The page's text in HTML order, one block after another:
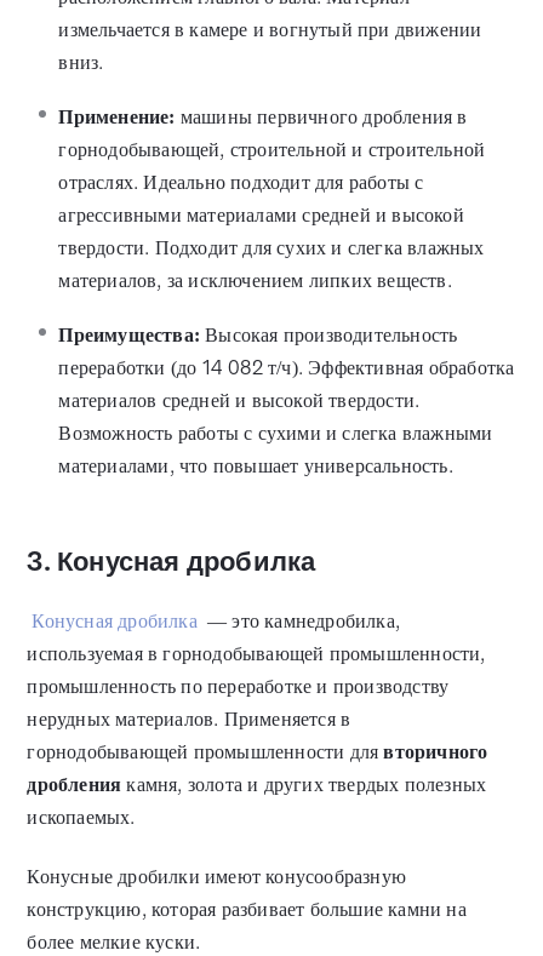
измельчается в камере и вогнутый при движении
вниз.
Применение: машины первичного дробления в
горнодобывающей, строительной и строительной
отраслях. Идеально подходит для работы с
агрессивными материалами средней и высокой
твердости. Подходит для сухих и слегка влажных
материалов, за исключением липких веществ.
Преимущества: Высокая производительность
переработки (до 14 082 т/ч). Эффективная обработка
материалов средней и высокой твердости.
Возможность работы с сухими и слегка влажными
материалами, что повышает универсальность.
3. Конусная дробилка
Конусная дробилка — это камнедробилка,
используемая в горнодобывающей промышленности,
промышленность по переработке и производству
нерудных материалов. Применяется в
горнодобывающей промышленности длявторичного
дроблениякамня, золота и других твердых полезных
ископаемых.
Конусные дробилки имеют конусообразную
конструкцию, которая разбивает большие камни на
более мелкие куски.